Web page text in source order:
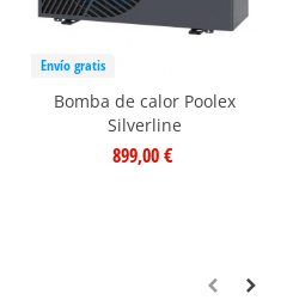
Envío gratis
Bomba de calor Poolex
Silverline
899,00 €